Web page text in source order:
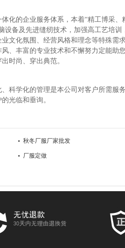
化的企业服务体系，本着“精工博采、
设备及先进缝纫技术，加强高工艺培训
文化氛围、经营风格和理念等特殊需
、丰富的专业技术和不懈努力定能助
时尚、穿出典范。
科学化的管理是本公司对客户所需服
光临和垂询。
秋冬厂服厂家批发
厂服定做